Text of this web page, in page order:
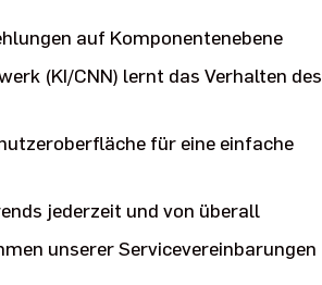
auf Komponentenebene
(KI/CNN) lernt das Verhalten des
für eine einfache
jederzeit und von überall
unserer Servicevereinbarungen